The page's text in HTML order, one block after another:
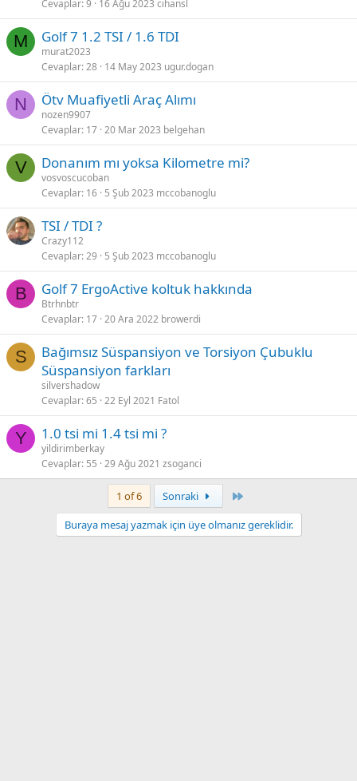
Cevaplar 9 16 Ağu 2023 cihansl
M Golf 7 1.2 TSI / 1.6 TDI
murat2023
Cevaplar 28 14 May 2023 ugur.dogan
N Ötv Muafiyetli Araç Alımı
nozen9907
Cevaplar 17 20 Mar 2023 belgehan
V Donanım mı yoksa Kilometre mi?
vosvoscucoban
Cevaplar 16 5 Şub 2023 mccobanoglu
TSI / TDI ?
Crazy112
Cevaplar 29 5 Şub 2023 mccobanoglu
B Golf 7 ErgoActive koltuk hakkında
Btrhnbtr
Cevaplar 17 20 Ara 2022 browerdi
S
Bağımsız Süspansiyon ve Torsiyon Çubuklu
Süspansiyon farkları
silvershadow
Cevaplar 65 22 Eyl 2021 Fatol
Y 1.0 tsi mi 1.4 tsi mi ?
yildirimberkay
Cevaplar 55 29 Ağu 2021 zsoganci
1 of 6 Sonraki
Buraya mesaj yazmak için üye olmanız gereklidir.